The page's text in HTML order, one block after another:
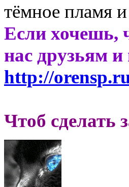
тёмное пламя
Если хочешь,
нас друзьям
http://
Чтоб сделать